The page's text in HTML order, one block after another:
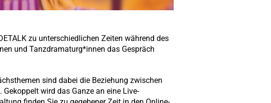
zu unterschiedlichen Zeiten während des
und Tanzdramaturg*innen das Gespräch
sind dabei die Beziehung zwischen
wird das Ganze an eine Live-